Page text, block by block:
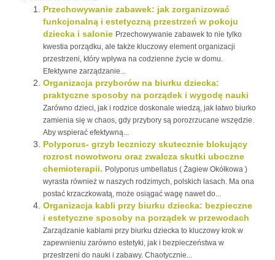
Przechowywanie zabawek: jak zorganizować
funkcjonalną i estetyczną przestrzeń w pokoju
dziecka i salonie Przechowywanie zabawek to nie tylko
kwestia porządku, ale także kluczowy element organizacji
przestrzeni, który wpływa na codzienne życie w domu.
Efektywne zarządzanie...
Organizacja przyborów na biurku dziecka:
praktyczne sposoby na porządek i wygodę nauki
Zarówno dzieci, jak i rodzice doskonale wiedzą, jak łatwo biurko
zamienia się w chaos, gdy przybory są porozrzucane wszędzie.
Aby wspierać efektywną...
Polyporus- grzyb leczniczy skutecznie blokujący
rozrost nowotworu oraz zwalcza skutki uboczne
chemioterapii. Polyporus umbellatus ( Żagiew Okółkowa )
wyrasta również w naszych rodzimych, polskich lasach. Ma ona
postać krzaczkowatą, może osiągać wagę nawet do...
Organizacja kabli przy biurku dziecka: bezpieczne
i estetyczne sposoby na porządek w przewodach
Zarządzanie kablami przy biurku dziecka to kluczowy krok w
zapewnieniu zarówno estetyki, jak i bezpieczeństwa w
przestrzeni do nauki i zabawy. Chaotycznie...